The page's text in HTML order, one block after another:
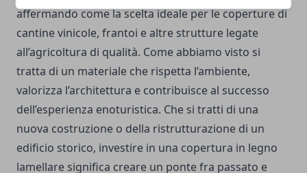
affermando come la scelta ideale per le coperture di
cantine vinicole, frantoi e altre strutture legate
all’agricoltura di qualità. Come abbiamo visto si
tratta di un materiale che rispetta l’ambiente,
valorizza l’architettura e contribuisce al successo
dell’esperienza enoturistica. Che si tratti di una
nuova costruzione o della ristrutturazione di un
edificio storico, investire in una copertura in legno
lamellare significa creare un ponte fra passato e